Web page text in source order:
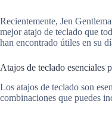
Recientemente, Jen
mejor atajo de teclado que
han encontrado útiles en su
Atajos de teclado esenciales
Los atajos de teclado son
combinaciones que puedes